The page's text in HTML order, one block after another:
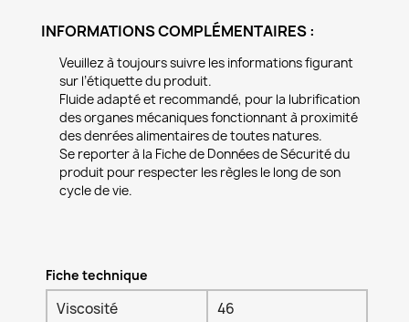
INFORMATIONS COMPLÉMENTAIRES :
Veuillez à toujours suivre les informations figurant
sur l’étiquette du produit.
Fluide adapté et recommandé, pour la lubrification
des organes mécaniques fonctionnant à proximité
des denrées alimentaires de toutes natures.
Se reporter à la Fiche de Données de Sécurité du
produit pour respecter les règles le long de son
cycle de vie.
Fiche technique
Viscosité 46